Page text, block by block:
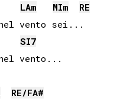
LAm MIm
RE
vento sei...
SI7
vento...
RE/FA#